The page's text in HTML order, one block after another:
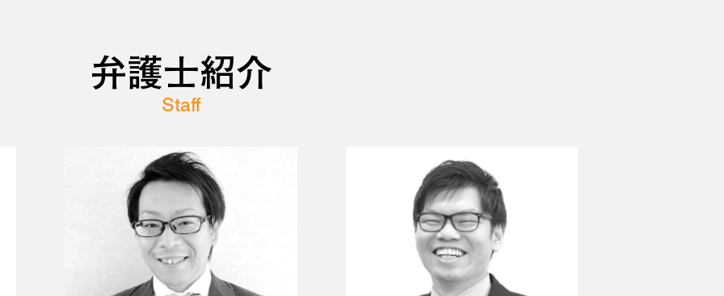
弁護士紹介
Staff